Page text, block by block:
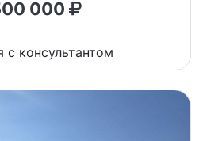
000
с консультантом